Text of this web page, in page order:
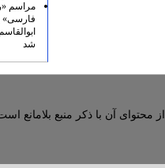
مراسم
فارسی»
شد
محتوای آن با ذکر منبع بلامانع